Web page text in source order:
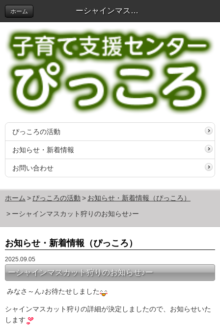
ーシャインマスカット狩りのお知らせ♪ー | お知らせ・新着情報（ぴっころ）
ホーム
ぴっころの活動
お知らせ・新着情報
お問い合わせ
ホーム ぴっころの活動
お知らせ・新着情報（ぴっころ）
ーシャインマスカット狩りのお知らせ♪ー
お知らせ・新着情報（ぴっころ）
2025.09.05
ーシャインマスカット狩りのお知らせ♪ー
みなさ～ん♪お待たせしました
シャインマスカット狩りの詳細が決定しましたので、お知らせいた
します